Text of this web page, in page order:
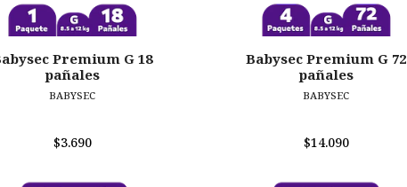
Premium G 18
pañales
BABYSEC
$3.690
Babysec Premium G 72
pañales
BABYSEC
$14.090